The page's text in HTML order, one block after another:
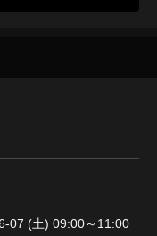
07 (土) 09:00～11:00